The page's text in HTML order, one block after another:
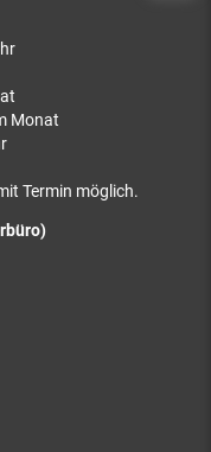
Monat
Termin möglich.